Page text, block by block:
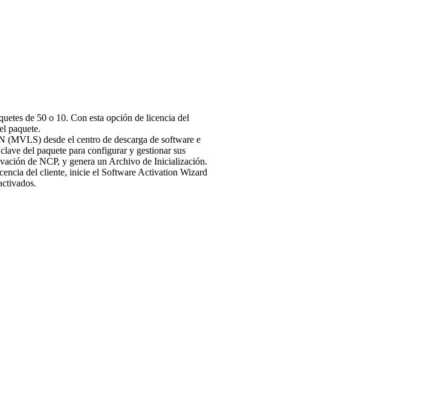
de 50 o 10. Con esta opción de licencia del
paquete.
(MVLS) desde el centro de descarga de software e
del paquete para configurar y gestionar sus
de NCP, y genera un Archivo de Inicialización.
del cliente, inicie el Software Activation Wizard